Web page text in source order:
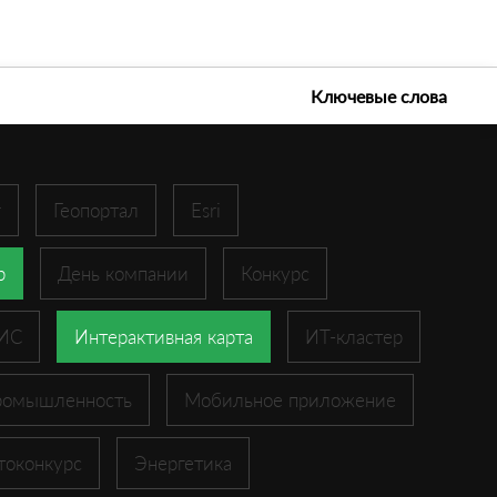
Ключевые слова
Геопортал Esri
День компании Конкурс
Интерактивная карта ИТ-кластер
Мобильное приложение
Энергетика